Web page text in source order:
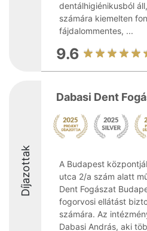
dentálhigiénikusból
számára kiemelten
fájdalommentes, ...
9.6
Díjazottak
Dabasi Dent
A Budapest
utca 2/a szám alatt
Dent Fogászat
fogorvosi ellátást
számára. Az
Dabasi András, aki